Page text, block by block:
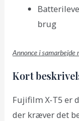
brug
Annonce i samarbejde
Kort
Fujifilm X-T5 er
der kræver det